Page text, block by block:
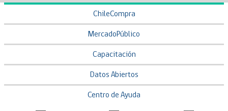
ChileCompra
MercadoPúblico
Capacitación
Datos Abiertos
Centro de Ayuda